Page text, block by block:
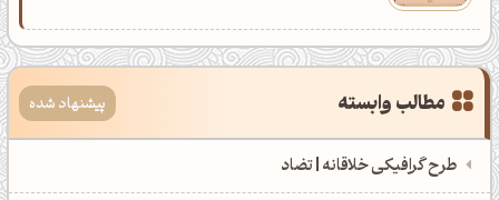
مطالب وابسته پیشنهاد شده
طرح گرافیکی خلاقانه | تضاد